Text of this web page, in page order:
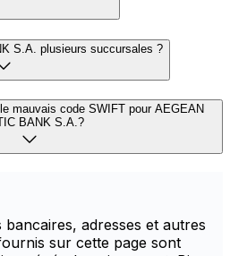
S.A. plusieurs succursales ?
mauvais code SWIFT pour AEGEAN
BANK S.A.?
adresses et autres
sur cette page sont